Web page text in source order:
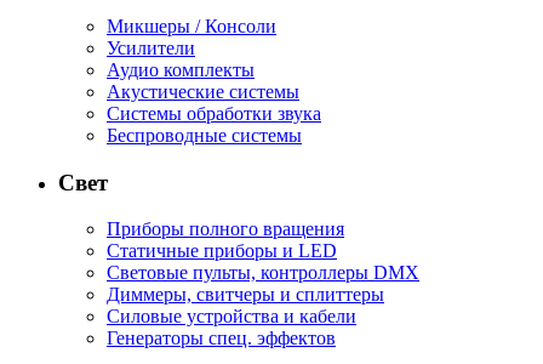
Микшеры / Консоли
Усилители
Аудио комплекты
Акустические системы
Системы обработки звука
Беспроводные системы
Свет
Приборы полного вращения
Статичные приборы и LED
Световые пульты, контроллеры DMX
Диммеры, свитчеры и сплиттеры
Силовые устройства и кабели
Генераторы спец. эффектов